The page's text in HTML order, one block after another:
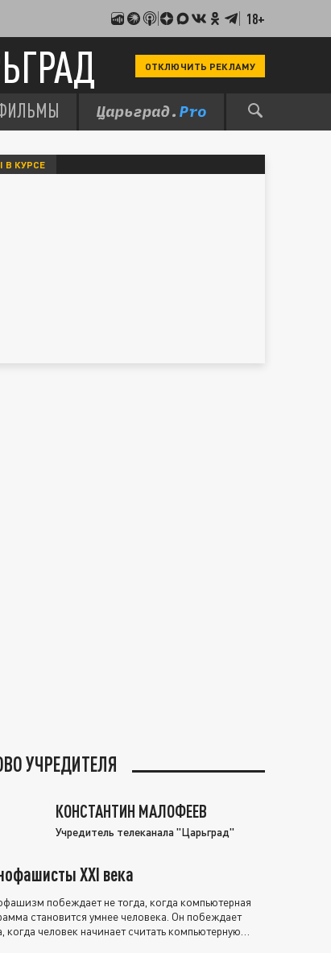
18+
ОТКЛЮЧИТЬ РЕКЛАМУ
В КУРСЕ
УЧРЕДИТЕЛЯ
КОНСТАНТИН МАЛОФЕЕВ
Учредитель телеканала "Царьград"
XXI века
побеждает не тогда, когда компьютерная
становится умнее человека. Он побеждает
когда человек начинает считать компьютерную